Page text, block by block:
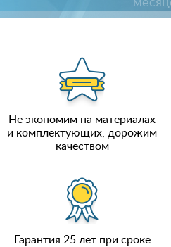
Не экономим на материалах
и комплектующих, дорожим
качеством
Гарантия 25 лет при сроке